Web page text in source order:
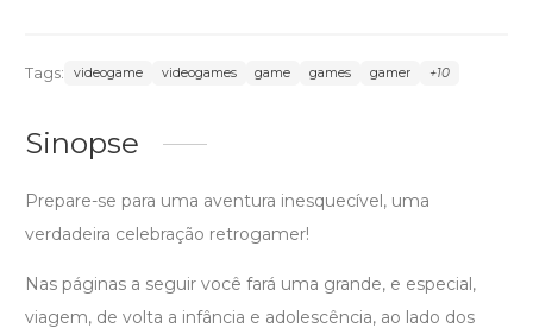
Tags: videogame videogames game games gamer +10
Sinopse
Prepare-se para uma aventura inesquecível, uma
verdadeira celebração retrogamer!
Nas páginas a seguir você fará uma grande, e especial,
viagem, de volta a infância e adolescência, ao lado dos